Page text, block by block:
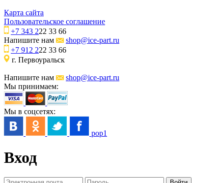
Карта сайта
Пользовательское соглашение
+7 343 222 33 66
Напишите нам
shop@ice-part.ru
+7 912 222 33 66
г. Первоуральск
Напишите нам
shop@ice-part.ru
Мы принимаем:
Мы в соцсетях:
pop1
Вход